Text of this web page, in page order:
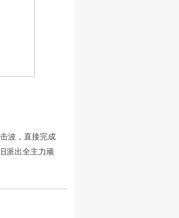
波，直接完成
派出全主力顽